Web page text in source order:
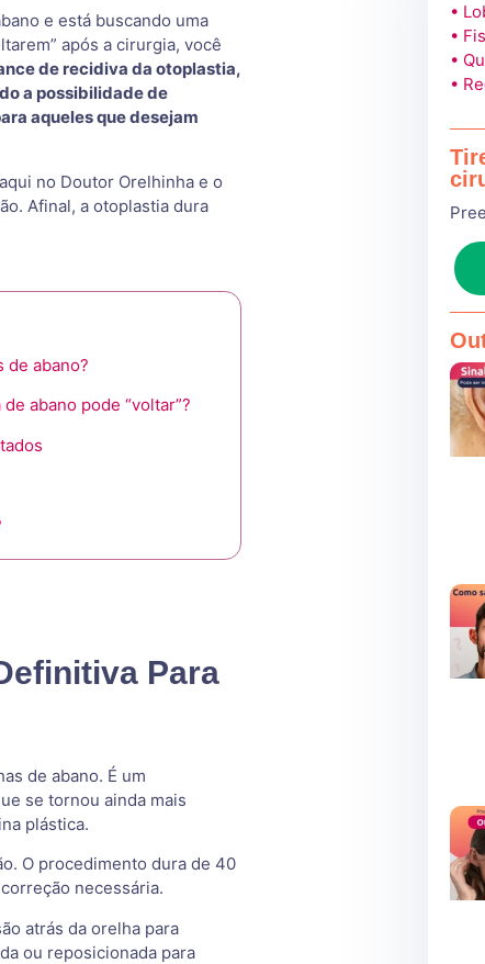
e está buscando uma
após a cirurgia, você
de recidiva da otoplastia,
a possibilidade de
aqueles que desejam
no Doutor Orelhinha e o
Afinal, a otoplastia dura
de abano?
abano pode “voltar”?
Para
de abano. É um
se tornou ainda mais
plástica.
O procedimento dura de 40
necessária.
atrás da orelha para
ou reposicionada para
•
•
•
•